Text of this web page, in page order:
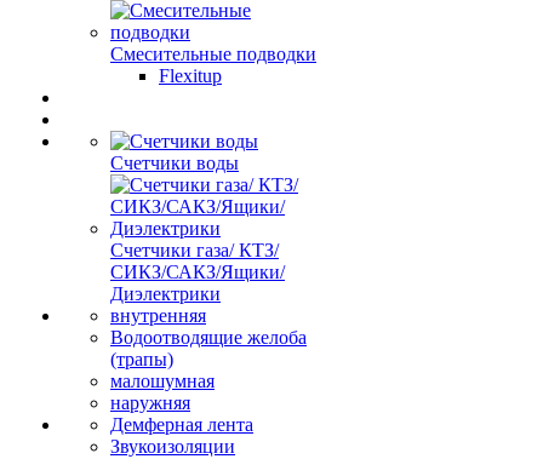
Смесительные подводки
Flexitup
Счетчики воды
Счетчики газа/ КТЗ/
СИКЗ/САКЗ/Ящики/
Диэлектрики
внутренняя
Водоотводящие желоба
(трапы)
малошумная
наружняя
Демферная лента
Звукоизоляции